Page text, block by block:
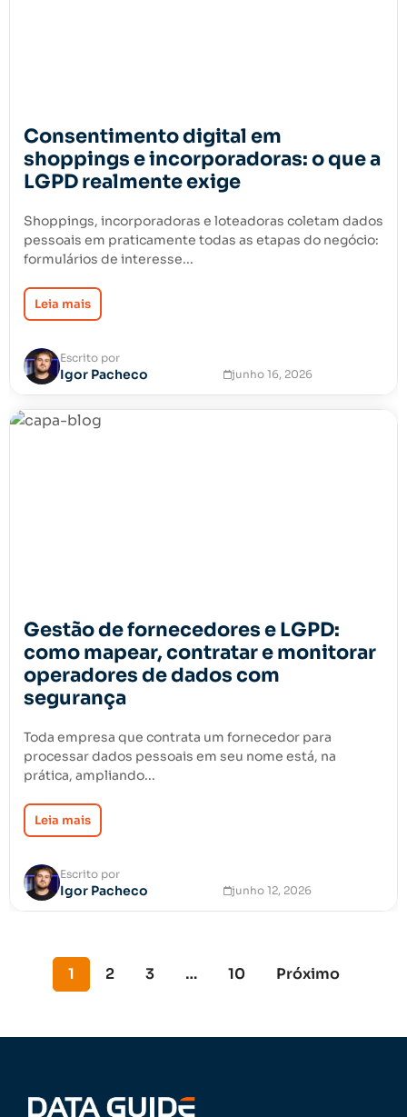
Consentimento digital em
shoppings e incorporadoras: o que a
LGPD realmente exige
Shoppings, incorporadoras e loteadoras coletam dados
pessoais em praticamente todas as etapas do negócio:
formulários de interesse...
Leia mais
Escrito por
Igor Pacheco junho 16, 2026
Gestão de fornecedores e LGPD:
como mapear, contratar e monitorar
operadores de dados com
segurança
Toda empresa que contrata um fornecedor para
processar dados pessoais em seu nome está, na
prática, ampliando...
Leia mais
Escrito por
Igor Pacheco junho 12, 2026
1 2 3 … 10 Próximo